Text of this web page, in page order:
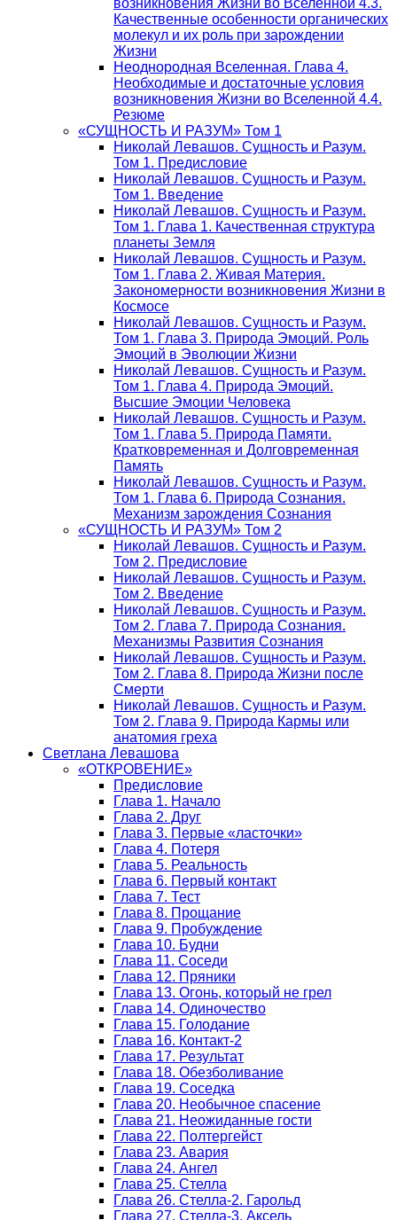
возникновения Жизни во Вселенной 4.3.
Качественные особенности органических
молекул и их роль при зарождении
Жизни
Неоднородная Вселенная. Глава 4.
Необходимые и достаточные условия
возникновения Жизни во Вселенной 4.4.
Резюме
«СУЩНОСТЬ И РАЗУМ» Том 1
Николай Левашов. Сущность и Разум.
Том 1. Предисловие
Николай Левашов. Сущность и Разум.
Том 1. Введение
Николай Левашов. Сущность и Разум.
Том 1. Глава 1. Качественная структура
планеты Земля
Николай Левашов. Сущность и Разум.
Том 1. Глава 2. Живая Материя.
Закономерности возникновения Жизни в
Космосе
Николай Левашов. Сущность и Разум.
Том 1. Глава 3. Природа Эмоций. Роль
Эмоций в Эволюции Жизни
Николай Левашов. Сущность и Разум.
Том 1. Глава 4. Природа Эмоций.
Высшие Эмоции Человека
Николай Левашов. Сущность и Разум.
Том 1. Глава 5. Природа Памяти.
Кратковременная и Долговременная
Память
Николай Левашов. Сущность и Разум.
Том 1. Глава 6. Природа Сознания.
Механизм зарождения Сознания
«СУЩНОСТЬ И РАЗУМ» Том 2
Николай Левашов. Сущность и Разум.
Том 2. Предисловие
Николай Левашов. Сущность и Разум.
Том 2. Введение
Николай Левашов. Сущность и Разум.
Том 2. Глава 7. Природа Сознания.
Механизмы Развития Сознания
Николай Левашов. Сущность и Разум.
Том 2. Глава 8. Природа Жизни после
Смерти
Николай Левашов. Сущность и Разум.
Том 2. Глава 9. Природа Кармы или
анатомия греха
Светлана Левашова
«ОТКРОВЕНИЕ»
Предисловие
Глава 1. Начало
Глава 2. Друг
Глава 3. Первые «ласточки»
Глава 4. Потеря
Глава 5. Реальность
Глава 6. Первый контакт
Глава 7. Тест
Глава 8. Прощание
Глава 9. Пробуждение
Глава 10. Будни
Глава 11. Соседи
Глава 12. Пряники
Глава 13. Огонь, который не грел
Глава 14. Одиночество
Глава 15. Голодание
Глава 16. Контакт-2
Глава 17. Результат
Глава 18. Обезболивание
Глава 19. Соседка
Глава 20. Необычное спасение
Глава 21. Неожиданные гости
Глава 22. Полтергейст
Глава 23. Авария
Глава 24. Ангел
Глава 25. Стелла
Глава 26. Стелла-2. Гарольд
Глава 27. Стелла-3. Аксель